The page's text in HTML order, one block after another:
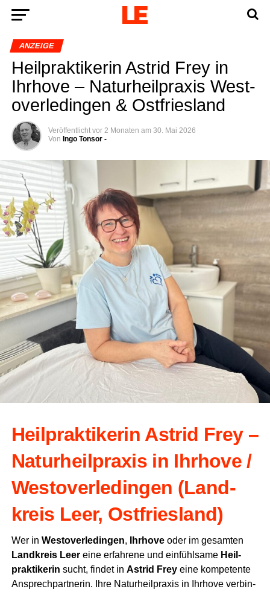
ANZEIGE
Heil­prak­ti­ke­rin Astrid Frey in
Ihr­ho­ve – Natur­heil­pra­xis Wes­t­
ov­er­le­din­gen & Ostfriesland
Veröffentlicht vor 2 Monaten am 30. Mai 2026
Von Ingo Tonsor -
Heil­prak­ti­ke­rin Astrid Frey –
Natur­heil­pra­xis in Ihr­ho­ve /
Wes­t­ov­er­le­din­gen (Land­
kreis Leer, Ostfriesland)
Wer in Wes­t­ov­er­le­din­gen, Ihr­ho­veoder im gesam­ten
Land­kreis Leereine erfah­re­ne und ein­fühl­sa­me Heil­
prak­ti­ke­rin sucht, fin­det in Astrid Freyeine kom­pe­ten­te
Ansprech­part­ne­rin. Ihre Natur­heil­pra­xis in Ihr­ho­ve ver­bin­